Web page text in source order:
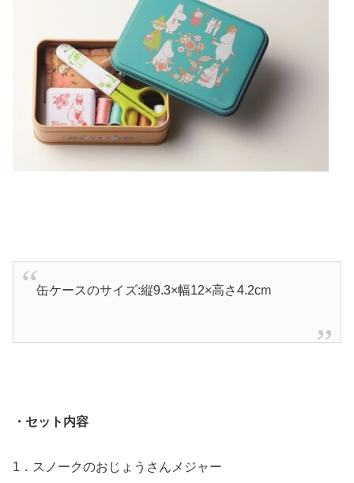
缶ケースのサイズ:縦9.3×幅12×高さ4.2cm
・セット内容
1．スノークのおじょうさんメジャー